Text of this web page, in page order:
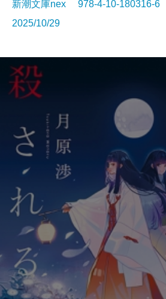
新潮文庫nex 978-4-10-
2025/10/29